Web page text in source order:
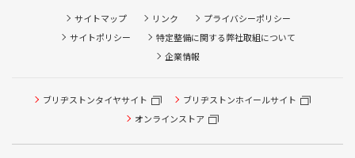
サイトマップ リンク
プライバシーポリシー
サイトポリシー
特定整備に関する弊社取組について
企業情報
ブリヂストンタイヤサイト
ブリヂストンホイールサイト
オンラインストア
タイヤ点検・安全点検/タイヤ履き替え/オイル交換/その他
ピット作業の予約